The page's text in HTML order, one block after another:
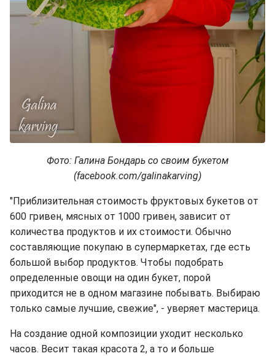
Фото: Галина Бондарь со своим букетом
(facebook.com/galinakarving)
"Приблизительная стоимость фруктовых букетов от
600 гривен, мясных от 1000 гривен, зависит от
количества продуктов и их стоимости. Обычно
составляющие покупаю в супермаркетах, где есть
большой выбор продуктов. Чтобы подобрать
определенные овощи на один букет, порой
приходится не в одном магазине побывать. Выбираю
только самые лучшие, свежие", - уверяет мастерица.
На создание одной композиции уходит несколько
часов. Весит такая красота 2, а то и больше